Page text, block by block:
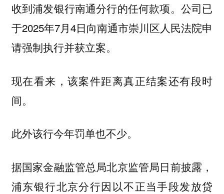
收到浦发银行南通分行的任何款项。公司已
于2025年7月4日向南通市崇川区人民法院申
请强制执行并获立案。
现在看来，该案件距离真正结案还有段时
间。
此外该行今年罚单也不少。
据国家金融监管总局北京监管局日前披露，
浦东银行北京分行因以不正当手段发放贷